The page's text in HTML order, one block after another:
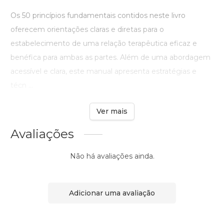
Os 50 princípios fundamentais contidos neste livro
oferecem orientações claras e diretas para o
estabelecimento de uma relação terapêutica eficaz e
benéfica para ambas as partes. Além de uma abordagem
acessível e clara, este manual apresenta estratégias e
Ver mais
Avaliações
Não há avaliações ainda.
Adicionar uma avaliação